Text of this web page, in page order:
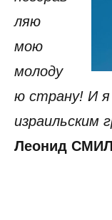
ляю
мою
молоду
ю страну! И
израильским
Леонид